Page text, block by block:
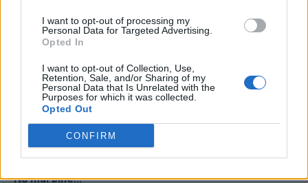
I want to opt-out of processing my
Personal Data for Targeted Advertising.
Opted In
I want to opt-out of Collection, Use,
Retention, Sale, and/or Sharing of my
Personal Data that Is Unrelated with the
Purposes for which it was collected.
Opted Out
CONFIRM
24 de ore
A doua operațiune obscenă a DIICOT în această
vară, după ”cazul...
Ne-au furat străinii Dunărea!
06.02
Nu mai bine...